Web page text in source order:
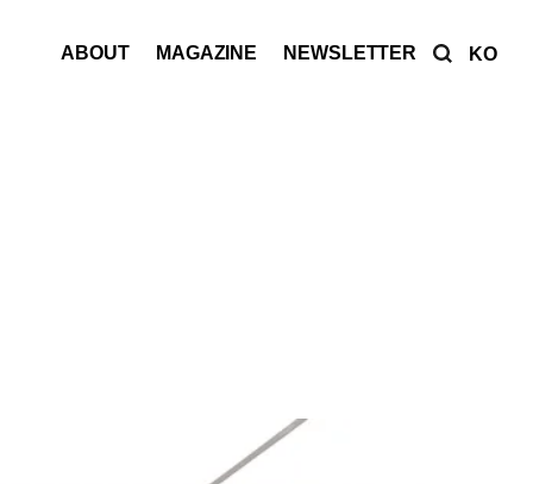
ABOUT MAGAZINE NEWSLETTER KO